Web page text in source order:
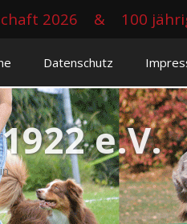
2026 & 100
Datenschutz
e.V.